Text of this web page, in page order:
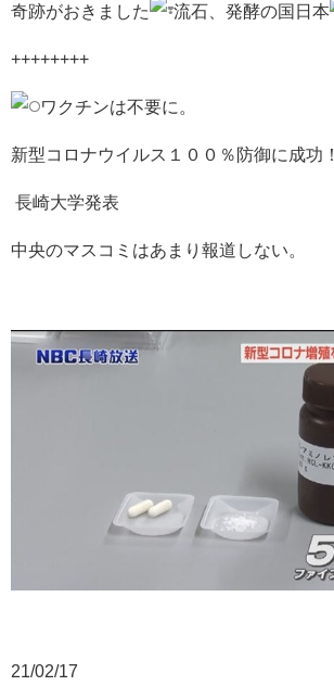
奇跡がおきました 流石、発酵の国日本
++++++++
ワクチンは不要に。
新型コロナウイルス１００％防御に成功！
長崎大学発表
中央のマスコミはあまり報道しない。
21/02/17